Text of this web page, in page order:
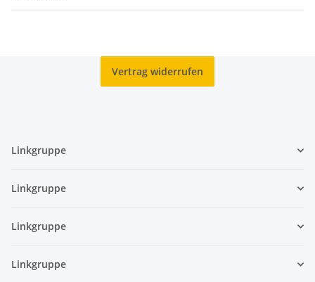
Vertrag widerrufen
Linkgruppe
Linkgruppe
Linkgruppe
Linkgruppe